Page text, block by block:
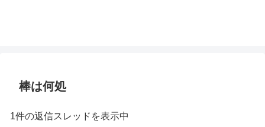
棒は何処
1件の返信スレッドを表示中